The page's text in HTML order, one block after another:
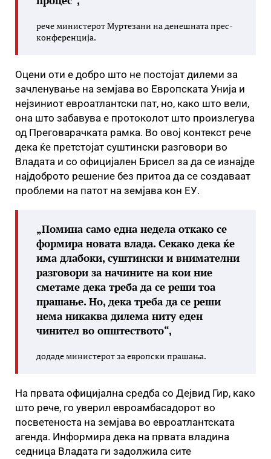
рече министерот Муртезани на денешната прес-
конференција.
Оцени оти е добро што не постојат дилеми за
зачленување на земјава во Европската Унија и
нејзиниот евроатлантски пат, но, како што вели,
она што забавува е протоколот што произлегува
од Преговарачката рамка. Во овој контекст рече
дека ќе претстојат суштински разговори во
Владата и со официјален Брисел за да се изнајде
најдоброто решение без притоа да се создаваат
проблеми на патот на земјава кон ЕУ.
„Помина само една недела откако се
формира новата влада. Секако дека ќе
има длабоки, суштински и внимателни
разговори за начините на кои ние
сметаме дека треба да се реши тоа
прашање. Но, дека треба да се реши
нема никаква дилема ниту еден
чинител во општеството“,
додаде министерот за европски прашања.
На првата официјална средба со Дејвид Гир, како
што рече, го уверил евроамбасадорот во
посветеноста на земјава во евроатлантската
агенда. Информира дека на првата владина
седница Владата ги задолжила сите